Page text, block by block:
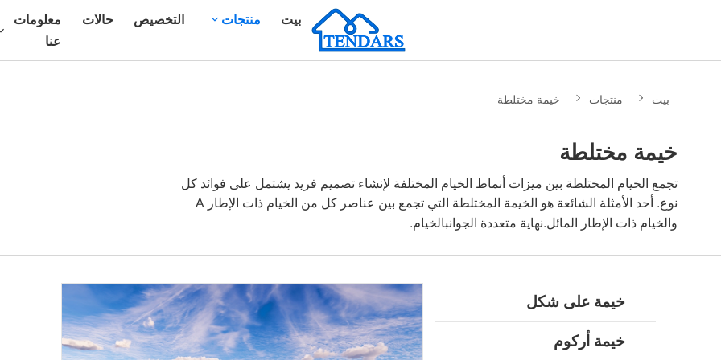
بيت منتجات التخصيص حالات
معلومات
عنا
بيت منتجات خيمة مختلطة
خيمة مختلطة
تجمع الخيام المختلطة بين ميزات أنماط الخيام المختلفة لإنشاء تصميم فريد يشتمل على فوائد كل
نوع. أحد الأمثلة الشائعة هو الخيمة المختلطة التي تجمع بين عناصر كل من الخيام ذات الإطار A
والخيام ذات الإطار المائل.نهاية متعددة الجوانبالخيام.
خيمة على شكل
خيمة أركوم